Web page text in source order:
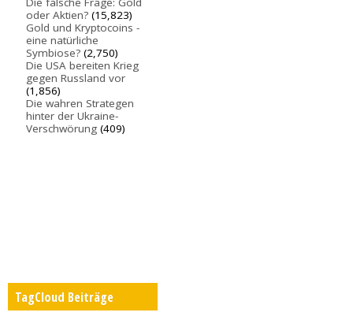
oder Aktien? (15,823)
Gold und Kryptocoins -
eine natürliche
Symbiose? (2,750)
Die USA bereiten Krieg
gegen Russland vor
(1,856)
Die wahren Strategen
hinter der Ukraine-
Verschwörung (409)
TagCloud Beiträge